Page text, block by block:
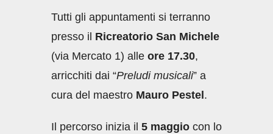
Tutti gli appuntamenti si terranno
presso il Ricreatorio San Michele
(via Mercato 1) alle ore 17.30,
arricchiti dai “Preludi musicali” a
cura del maestro Mauro Pestel.
Il percorso inizia il 5 maggio con lo